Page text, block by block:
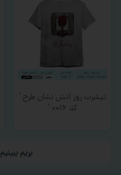
تیشرت روز آتش نشان طرح ‘
کد ۰۰۱۶ ‘
بریم ببینیم